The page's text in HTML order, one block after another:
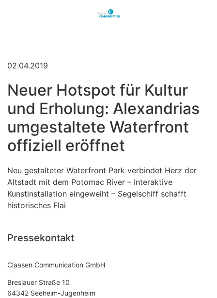
02.04.2019
Neuer Hotspot für Kultur
und Erholung: Alexandrias
umgestaltete Waterfront
offiziell eröffnet
Neu gestalteter Waterfront Park verbindet Herz der
Altstadt mit dem Potomac River – Interaktive
Kunstinstallation eingeweiht – Segelschiff schafft
historisches Flai
Pressekontakt
Claasen Communication GmbH
Breslauer Straße 10
64342 Seeheim-Jugenheim